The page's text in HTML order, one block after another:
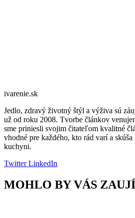
ivarenie.sk
Jedlo, zdravý životný štýl a výživa sú
už od roku 2008. Tvorbe článkov
sme priniesli svojim čitateľom kvalitné
vhodné pre každého, kto rád varí a
kuchyni.
TwitterLinkedIn
MOHLO BY VÁS